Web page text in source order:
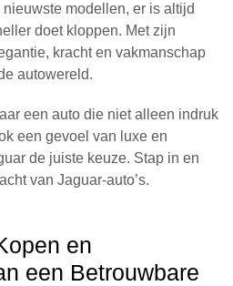
modellen, er is altijd
doet kloppen. Met zijn
kracht en vakmanschap
autowereld.
een auto die niet alleen indruk
een gevoel van luxe en
de juiste keuze. Stap in en
van Jaguar-auto’s.
en
een Betrouwbare